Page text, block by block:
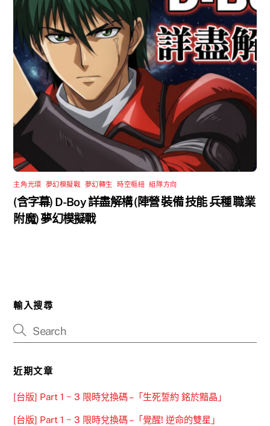
主角光環 夢幻模擬戰 夢幻轉生 ,時空樞紐 ,組隊方向
(含字幕) D-Boy 詳盡解構 (陣營 裝備 技能 兵種 職業
附魔) 夢幻模擬戰
輸入搜尋
近期文章
[台版] Part 1 ~ 3 限時兌換碼 –「生死誓約 銘於黯晶」
[台版] Part 1 ~ 3 限時兌換碼 –「覺醒! 逆命的雙星」